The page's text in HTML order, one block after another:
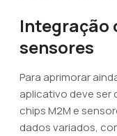
Integração
sensores
Para aprimorar
aplicativo deve ser
chips M2M e
dados variados,